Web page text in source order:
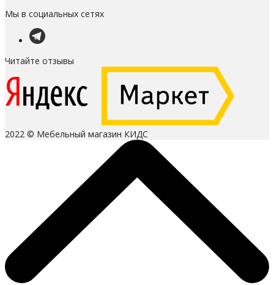
Мы в социальных сетях
Читайте отзывы
2022 © Мебельный магазин КИДС